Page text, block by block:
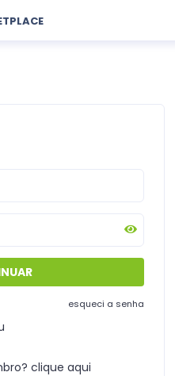
esqueci a senha
clique aqui